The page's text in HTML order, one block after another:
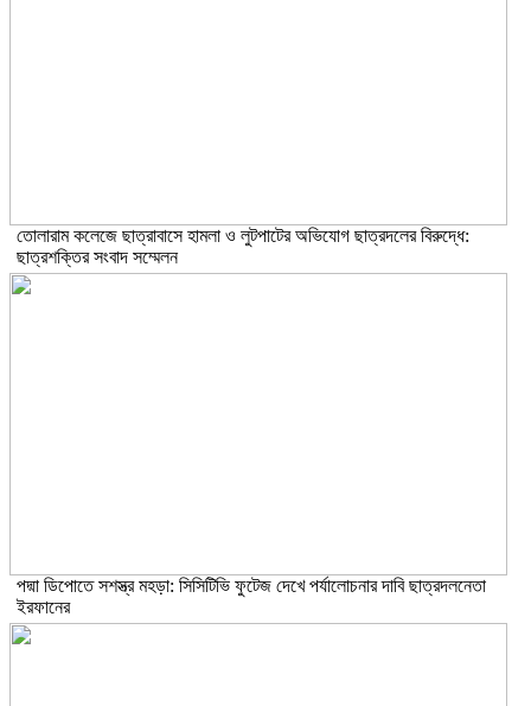
তোলারাম কলেজে ছাত্রাবাসে হামলা ও লুটপাটের অভিযোগ ছাত্রদলের বিরুদ্ধে:
ছাত্রশক্তির সংবাদ সম্মেলন
পদ্মা ডিপোতে সশস্ত্র মহড়া: সিসিটিভি ফুটেজ দেখে পর্যালোচনার দাবি ছাত্রদলনেতা
ইরফানের